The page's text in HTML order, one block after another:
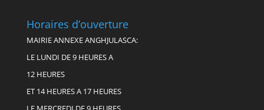
Horaires d’ouverture
MAIRIE ANNEXE ANGHJULASCA:
LE LUNDI DE 9 HEURES A
12 HEURES
ET 14 HEURES A 17 HEURES